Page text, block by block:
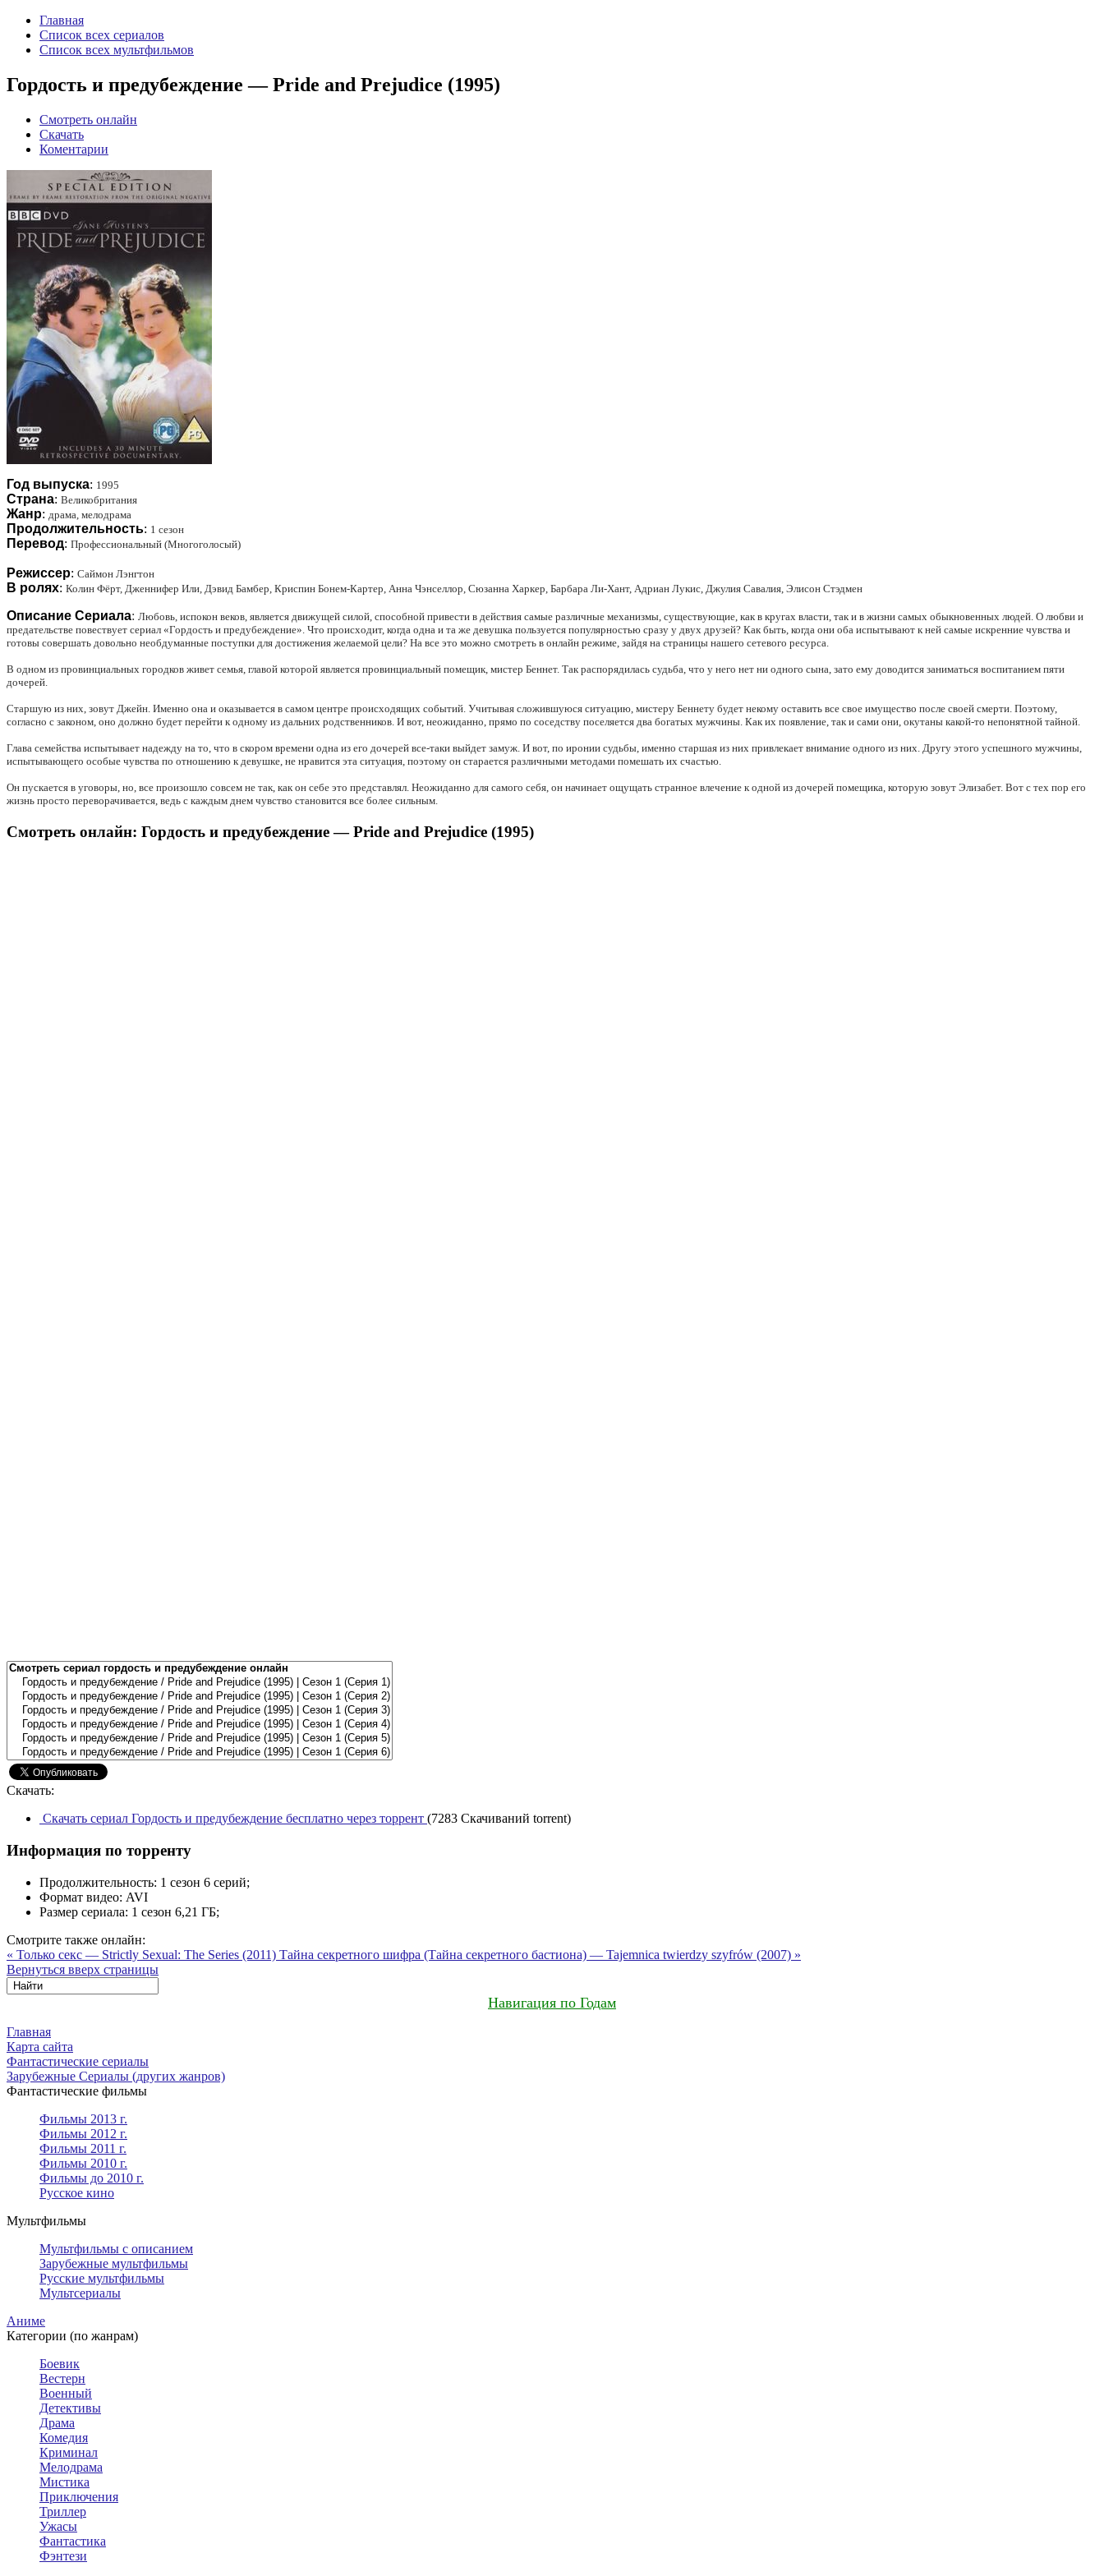
Главная
Список всех сериалов
Список всех мультфильмов
Гордость и предубеждение — Pride and Prejudice (1995)
Смотреть онлайн
Скачать
Коментарии
Год выпуска: 1995
Страна: Великобритания
Жанр: драма, мелодрама
Продолжительность: 1 сезон
Перевод: Профессиональный (Многоголосый)
Режиссер: Саймон Лэнгтон
В ролях: Колин Фёрт, Дженнифер Или, Дэвид Бамбер, Криспин Бонем-Картер, Анна Чэнселлор, Сюзанна Харкер, Барбара Ли-Хант, Адриан Лукис, Джулия Савалия, Элисон Стэдмен
Описание Сериала: Любовь, испокон веков, является движущей силой, способной привести в действия самые различные механизмы, существующие, как в кругах власти, так и в жизни самых обыкновенных людей. О любви и
предательстве повествует сериал «Гордость и предубеждение». Что происходит, когда одна и та же девушка пользуется популярностью сразу у двух друзей? Как быть, когда они оба испытывают к ней самые искренние чувства и
готовы совершать довольно необдуманные поступки для достижения желаемой цели? На все это можно смотреть в онлайн режиме, зайдя на страницы нашего сетевого ресурса.
В одном из провинциальных городков живет семья, главой которой является провинциальный помещик, мистер Беннет. Так распорядилась судьба, что у него нет ни одного сына, зато ему доводится заниматься воспитанием пяти
дочерей.
Старшую из них, зовут Джейн. Именно она и оказывается в самом центре происходящих событий. Учитывая сложившуюся ситуацию, мистеру Беннету будет некому оставить все свое имущество после своей смерти. Поэтому,
согласно с законом, оно должно будет перейти к одному из дальних родственников. И вот, неожиданно, прямо по соседству поселяется два богатых мужчины. Как их появление, так и сами они, окутаны какой-то непонятной тайной.
Глава семейства испытывает надежду на то, что в скором времени одна из его дочерей все-таки выйдет замуж. И вот, по иронии судьбы, именно старшая из них привлекает внимание одного из них. Другу этого успешного мужчины,
испытывающего особые чувства по отношению к девушке, не нравится эта ситуация, поэтому он старается различными методами помешать их счастью.
Он пускается в уговоры, но, все произошло совсем не так, как он себе это представлял. Неожиданно для самого себя, он начинает ощущать странное влечение к одной из дочерей помещика, которую зовут Элизабет. Вот с тех пор его
жизнь просто переворачивается, ведь с каждым днем чувство становится все более сильным.
Смотреть онлайн: Гордость и предубеждение — Pride and Prejudice (1995)
Скачать:
Скачать сериал Гордость и предубеждение бесплатно через торрент (7283 Скачиваний torrent)
Информация по торренту
Продолжительность: 1 сезон 6 серий;
Формат видео: AVI
Размер сериала: 1 сезон 6,21 ГБ;
Смотрите также онлайн:
« Только секс — Strictly Sexual: The Series (2011) Тайна секретного шифра (Тайна секретного бастиона) — Tajemnica twierdzy szyfrów (2007) »
Вернуться вверх страницы
Навигация по Годам
Главная
Карта сайта
Фантастические сериалы
Зарубежные Сериалы (других жанров)
Фантастические фильмы
Фильмы 2013 г.
Фильмы 2012 г.
Фильмы 2011 г.
Фильмы 2010 г.
Фильмы до 2010 г.
Русское кино
Мультфильмы
Мультфильмы с описанием
Зарубежные мультфильмы
Русские мультфильмы
Мультсериалы
Аниме
Категории (по жанрам)
Боевик
Вестерн
Военный
Детективы
Драма
Комедия
Криминал
Мелодрама
Мистика
Приключения
Триллер
Ужасы
Фантастика
Фэнтези